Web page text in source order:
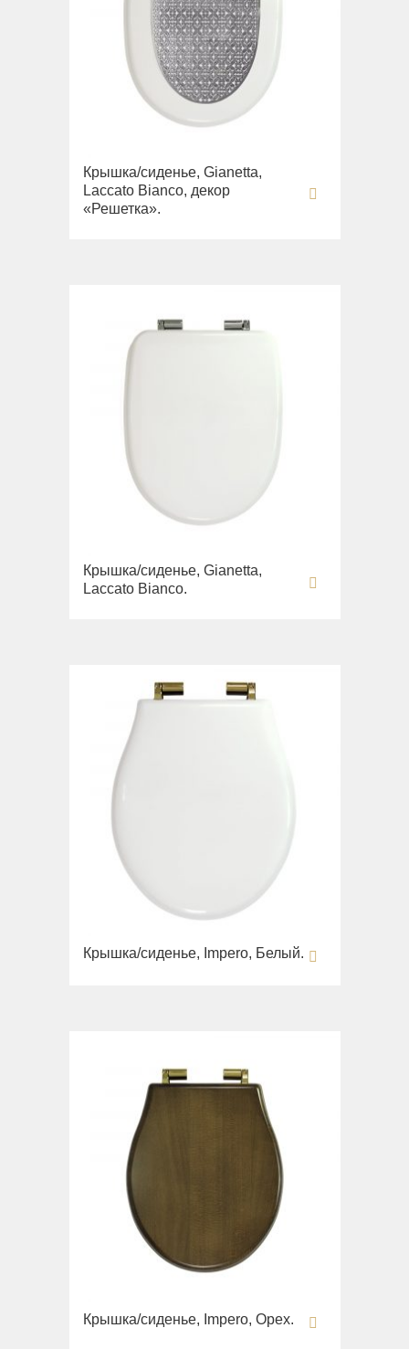
Крышка/сиденье, Gianetta,
Laccato Bianco, декор
«Решетка».
Крышка/сиденье, Gianetta,
Laccato Bianco.
Крышка/сиденье, Impero, Белый.
Крышка/сиденье, Impero, Орех.